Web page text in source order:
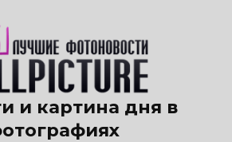
и картина дня в